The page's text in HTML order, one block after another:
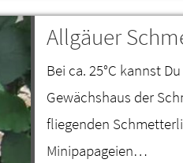
Allgäuer
Bei ca. 25°C kannst
Gewächshaus der
fliegenden
Minipapageien…